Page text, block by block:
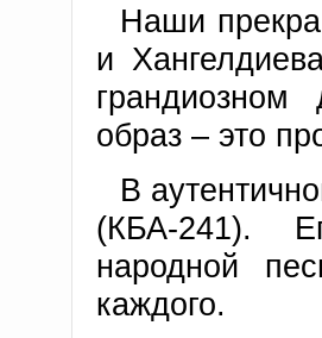
Наши
и
образ – это
В
(КБА-241).
народной
каждого.